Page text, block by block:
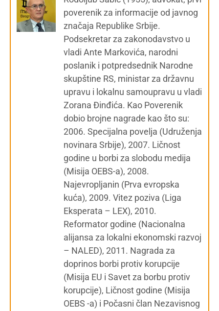
poverenik za informacije od javnog
značaja Republike Srbije.
Podsekretar za zakonodavstvo u
vladi Ante Markovića, narodni
poslanik i potpredsednik Narodne
skupštine RS, ministar za državnu
upravu i lokalnu samoupravu u vladi
Zorana Đinđića. Kao Poverenik
dobio brojne nagrade kao što su:
2006. Specijalna povelja (Udruženja
novinara Srbije), 2007. Ličnost
godine u borbi za slobodu medija
(Misija OEBS-a), 2008.
Najevropljanin (Prva evropska
kuća), 2009. Vitez poziva (Liga
Eksperata – LEX), 2010.
Reformator godine (Nacionalna
alijansa za lokalni ekonomski razvoj
– NALED), 2011. Nagrada za
doprinos borbi protiv korupcije
(Misija EU i Savet za borbu protiv
korupcije), Ličnost godine (Misija
OEBS -a) i Počasni član Nezavisnog